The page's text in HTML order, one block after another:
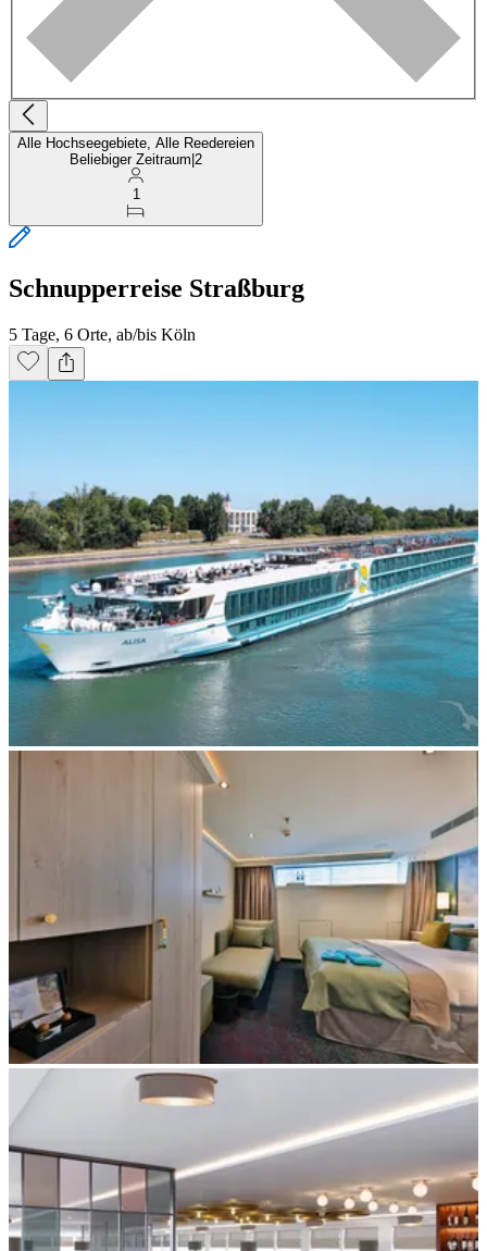
Alle Hochseegebiete, Alle Reedereien
Beliebiger Zeitraum 2
1
Schnupperreise Straßburg
5 Tage, 6 Orte, ab/bis Köln